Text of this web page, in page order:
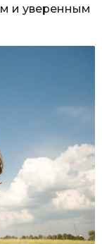
и уверенным